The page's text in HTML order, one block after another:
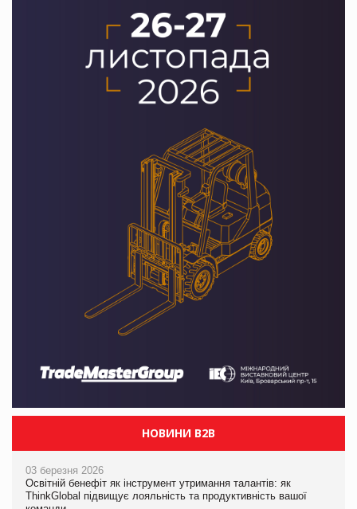
НОВИНИ B2B
03 березня 2026
Освітній бенефіт як інструмент утримання талантів: як
ThinkGlobal підвищує лояльність та продуктивність вашої